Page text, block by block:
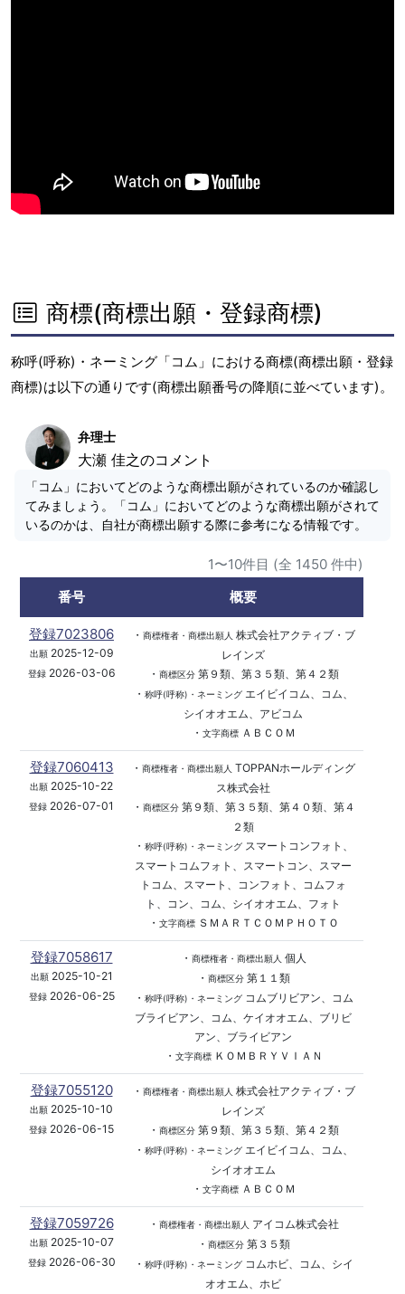
商標(商標出願・登録商標)
称呼(呼称)・ネーミング「コム」における商標(商標出願・登録
商標)は以下の通りです(商標出願番号の降順に並べています)。
弁理士
大瀬 佳之のコメント
「コム」においてどのような商標出願がされているのか確認し
てみましょう。「コム」においてどのような商標出願がされて
いるのかは、自社が商標出願する際に参考になる情報です。
1〜10件目 (全 1450 件中)
番号
概要
登録7023806
出願2025-12-09
登録2026-03-06
・ 商標権者・商標出願人 株式会社アクティブ・ブ
レインズ
・ 商標区分第９類、第３５類、第４２類
・ 称呼(呼称)・ネーミングエイビイコム、コム、
シイオオエム、アビコム
・ 文字商標ＡＢＣＯＭ
登録7060413
出願 2025-10-22
登録 2026-07-01
・ 商標権者・商標出願人 TOPPANホールディング
ス株式会社
・ 商標区分第９類、第３５類、第４０類、第４
２類
・ 称呼(呼称)・ネーミングスマートコンフォト、
スマートコムフォト、スマートコン、スマー
トコム、スマート、コンフォト、コムフォ
ト、コン、コム、シイオオエム、フォト
・ 文字商標ＳＭＡＲＴＣＯＭＰＨＯＴＯ
登録7058617
出願2025-10-21
登録2026-06-25
・ 商標権者・商標出願人 個人
・ 商標区分第１１類
・ 称呼(呼称)・ネーミングコムブリビアン、コム
ブライビアン、コム、ケイオオエム、ブリビ
アン、ブライビアン
・ 文字商標ＫＯＭＢＲＹＶＩＡＮ
登録7055120
出願 2025-10-10
登録 2026-06-15
・ 商標権者・商標出願人 株式会社アクティブ・ブ
レインズ
・ 商標区分第９類、第３５類、第４２類
・ 称呼(呼称)・ネーミングエイビイコム、コム、
シイオオエム
・ 文字商標ＡＢＣＯＭ
登録7059726
出願2025-10-07
登録2026-06-30
・ 商標権者・商標出願人
アイコム株式会社
・ 商標区分第３５類
・ 称呼(呼称)・ネーミングコムホビ、コム、シイ
オオエム、ホビ